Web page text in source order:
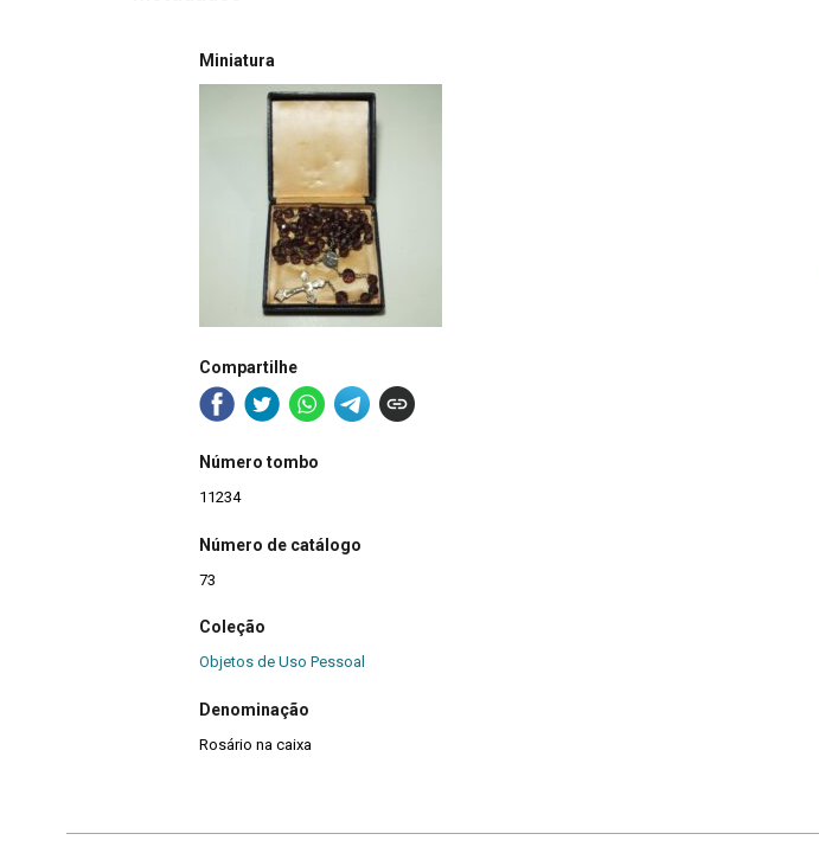
Miniatura
Compartilhe
Número tombo
11234
Número de catálogo
73
Coleção
Objetos de Uso Pessoal
Denominação
Rosário na caixa